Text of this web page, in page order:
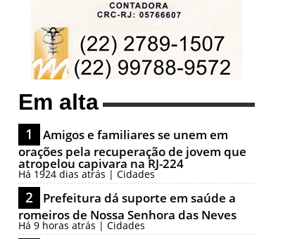
Em alta
1
Amigos e familiares se unem em
orações pela recuperação de jovem que
atropelou capivara na RJ-224
Há 1924 dias atrás | Cidades
2
Prefeitura dá suporte em saúde a
romeiros de Nossa Senhora das Neves
Há 9 horas atrás | Cidades